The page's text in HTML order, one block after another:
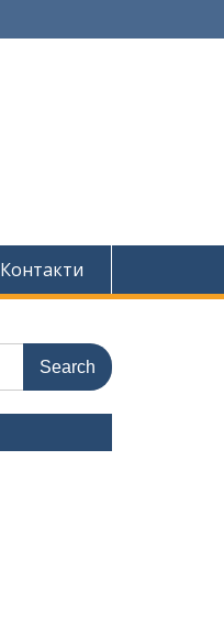
Контакти